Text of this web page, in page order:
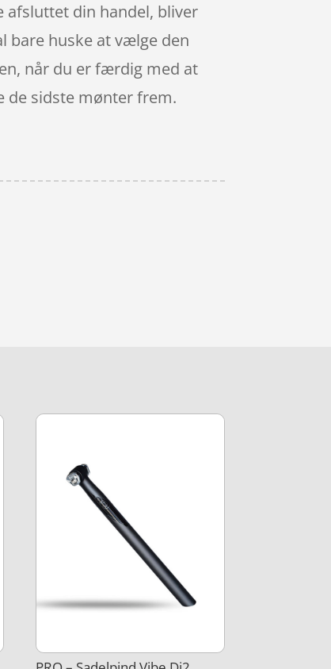
afsluttet din handel, bliver
bare huske at vælge den
når du er færdig med at
de sidste mønter frem.